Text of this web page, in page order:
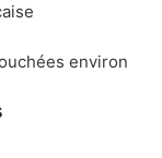
environ